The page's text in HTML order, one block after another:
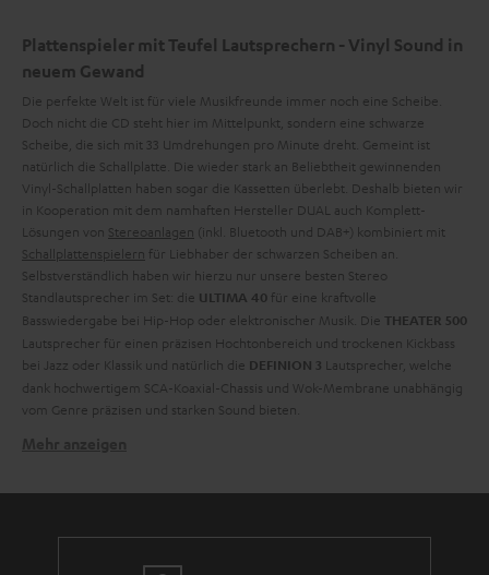
Plattenspieler mit Teufel Lautsprechern - Vinyl Sound in
neuem Gewand
Die perfekte Welt ist für viele Musikfreunde immer noch eine Scheibe.
Doch nicht die CD steht hier im Mittelpunkt, sondern eine schwarze
Scheibe, die sich mit 33 Umdrehungen pro Minute dreht. Gemeint ist
natürlich die Schallplatte. Die wieder stark an Beliebtheit gewinnenden
Vinyl-Schallplatten haben sogar die Kassetten überlebt. Deshalb bieten wir
in Kooperation mit dem namhaften Hersteller DUAL auch Komplett-
Lösungen von Stereoanlagen (inkl. Bluetooth und DAB+) kombiniert mit
Schallplattenspielern für Liebhaber der schwarzen Scheiben an.
Selbstverständlich haben wir hierzu nur unsere besten Stereo
Standlautsprecher im Set: die ULTIMA 40 für eine kraftvolle
Basswiedergabe bei Hip-Hop oder elektronischer Musik. Die THEATER 500
Lautsprecher für einen präzisen Hochtonbereich und trockenen Kickbass
bei Jazz oder Klassik und natürlich die DEFINION 3 Lautsprecher, welche
dank hochwertigem SCA-Koaxial-Chassis und Wok-Membrane unabhängig
vom Genre präzisen und starken Sound bieten.
angeschlossen werden kann. Egal ob große HiFi-Anlage,